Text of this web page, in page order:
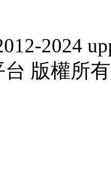
2024
版權所